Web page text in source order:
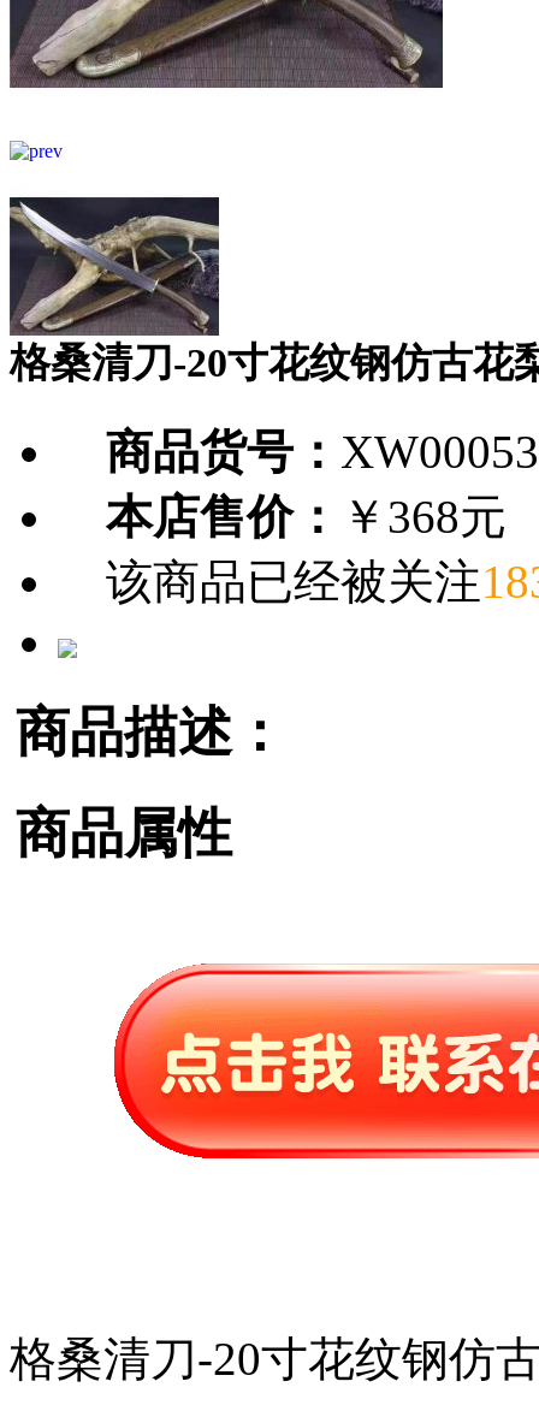
格桑清刀-20寸花纹钢仿古花
商品货号：
本店售价： ￥368元
该商品已经被关注
商品描述：
商品属性
格桑清刀-20寸花纹钢仿